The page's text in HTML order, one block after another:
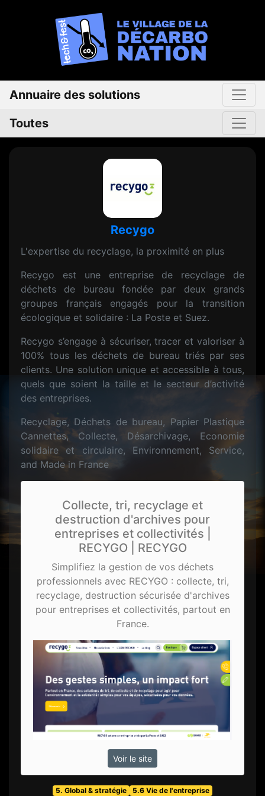
Annuaire des solutions
Toutes
Recygo
L'expertise du recyclage, la proximité en plus
Recygo est une entreprise de recyclage de
déchets de bureau fondée par deux grands
groupes français engagés pour la transition
écologique et solidaire : La Poste et Suez.
Recygo s’engage à sécuriser, tracer et valoriser à
100% tous les déchets de bureau triés par ses
clients. Une solution unique et accessible à tous,
quels que soient la taille et le secteur d’activité
des entreprises.
Recyclage, Déchets de bureau, Papier Plastique
Cannettes, Collecte, Désarchivage, Economie
solidaire et circulaire, Environnement, Service,
and Made in France
Collecte, tri, recyclage et
destruction d'archives pour
entreprises et collectivités |
RECYGO | RECYGO
Simplifiez la gestion de vos déchets
professionnels avec RECYGO : collecte, tri,
recyclage, destruction sécurisée d'archives
pour entreprises et collectivités, partout en
France.
Voir le site
5. Global & stratégie 5.6 Vie de l'entreprise